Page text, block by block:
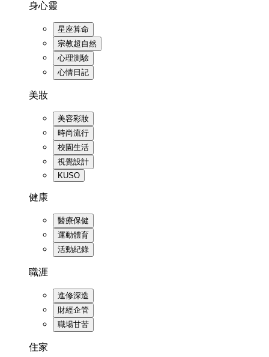
身心靈
星座算命
宗教超自然
心理測驗
心情日記
美妝
美容彩妝
時尚流行
校園生活
視覺設計
KUSO
健康
醫療保健
運動體育
活動紀錄
職涯
進修深造
財經企管
職場甘苦
住家